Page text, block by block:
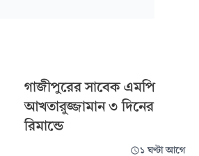
গাজীপুরের সাবেক এমপি
আখতারুজ্জামান ৩ দিনের
রিমান্ডে
১ ঘণ্টা আগে